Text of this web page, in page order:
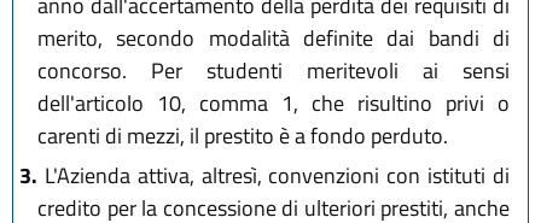
merito, secondo modalità definite dai bandi di
concorso. Per studenti meritevoli ai sensi
dell'articolo 10, comma 1, che risultino privi o
carenti di mezzi, il prestito è a fondo perduto.
3. L'Azienda attiva, altresì, convenzioni con istituti di
credito per la concessione di ulteriori prestiti, anche